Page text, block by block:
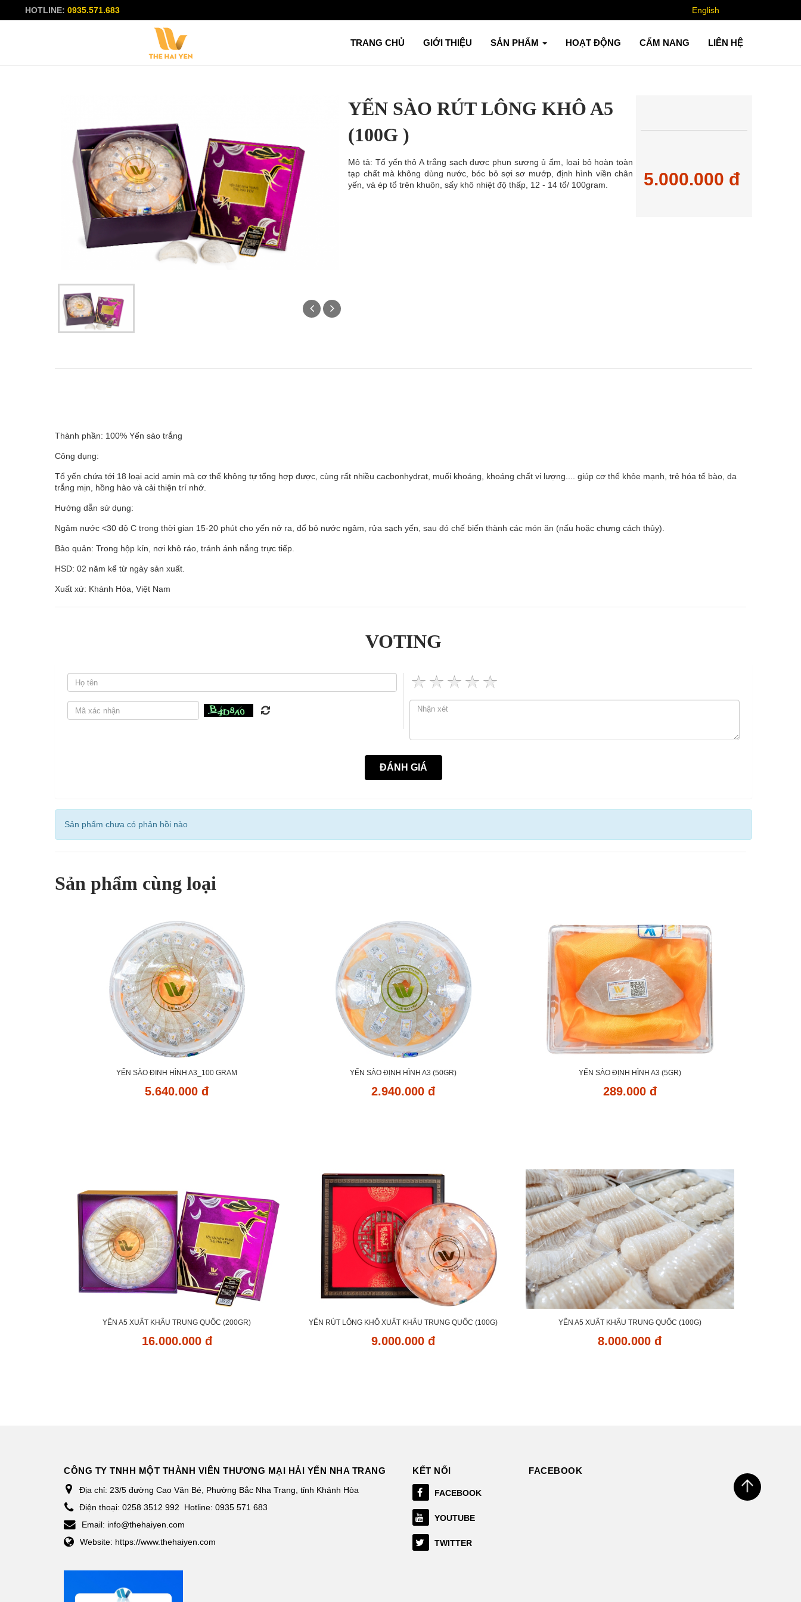
HOTLINE: 0935.571.683 English
TRANG CHỦ GIỚI THIỆU SẢN PHẨM HOẠT ĐỘNG CẨM NANG LIÊN HỆ
YẾN SÀO RÚT LÔNG KHÔ A5
(100G )
Mô tả: Tổ yến thô A trắng sạch được phun sương ủ ẩm, loại bỏ hoàn toàn
tạp chất mà không dùng nước, bóc bỏ sợi sơ mướp, định hình viền chân
yến, và ép tổ trên khuôn, sấy khô nhiệt độ thấp, 12 - 14 tổ/ 100gram.
5.000.000 đ
Thành phần: 100% Yến sào trắng
Công dụng:
Tổ yến chứa tới 18 loại acid amin mà cơ thể không tự tổng hợp được, cùng rất nhiều cacbonhydrat, muối khoáng, khoáng chất vi lượng.... giúp cơ thể khỏe mạnh, trẻ hóa tế bào, da
trắng mịn, hồng hào và cải thiện trí nhớ.
Hướng dẫn sử dụng:
Ngâm nước <30 độ C trong thời gian 15-20 phút cho yến nở ra, đổ bỏ nước ngâm, rửa sạch yến, sau đó chế biến thành các món ăn (nấu hoặc chưng cách thủy).
Bảo quản: Trong hộp kín, nơi khô ráo, tránh ánh nắng trực tiếp.
HSD: 02 năm kể từ ngày sản xuất.
Xuất xứ: Khánh Hòa, Việt Nam
VOTING
Sản phẩm chưa có phản hồi nào
Sản phẩm cùng loại
YẾN SÀO ĐỊNH HÌNH A3_100 GRAM
5.640.000 đ
YẾN SÀO ĐỊNH HÌNH A3 (50GR)
2.940.000 đ
YẾN SÀO ĐỊNH HÌNH A3 (5GR)
289.000 đ
YẾN A5 XUẤT KHẨU TRUNG QUỐC (200GR)
16.000.000 đ
YẾN RÚT LÔNG KHÔ XUẤT KHẨU TRUNG QUỐC (100G)
9.000.000 đ
YẾN A5 XUẤT KHẨU TRUNG QUỐC (100G)
8.000.000 đ
CÔNG TY TNHH MỘT THÀNH VIÊN THƯƠNG MẠI HẢI YẾN NHA TRANG
Địa chỉ: 23/5 đường Cao Văn Bé, Phường Bắc Nha Trang, tỉnh Khánh Hòa
Điện thoại: 0258 3512 992
Hotline: 0935 571 683
Email: info@thehaiyen.com
Website: https://www.thehaiyen.com
KẾT NỐI
FACEBOOK
YOUTUBE
TWITTER
FACEBOOK